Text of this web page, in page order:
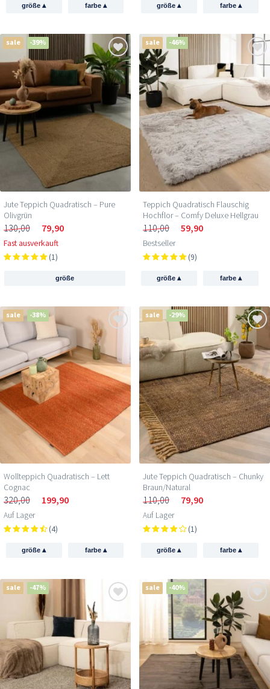
größe▴ farbe ▴ größe▴ farbe ▴
sale -39%
Jute Teppich Quadratisch – Pure
Olivgrün
130,00 79,90
Fast ausverkauft
(1)
größe
sale -46%
Teppich Quadratisch Flauschig
Hochflor – Comfy Deluxe Hellgrau
110,00 59,90
Bestseller
(9)
größe▴ farbe ▴
sale -38%
Wollteppich Quadratisch – Lett
Cognac
320,00 199,90
Auf Lager
(4)
größe▴ farbe ▴
sale -29%
Jute Teppich Quadratisch – Chunky
Braun/Natural
110,00 79,90
Auf Lager
(1)
größe▴ farbe ▴
sale -47% sale -40%